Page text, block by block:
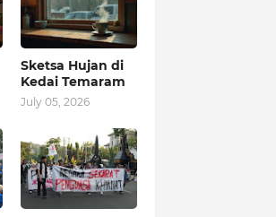
Sketsa Hujan di
Kedai Temaram
July 05, 2026